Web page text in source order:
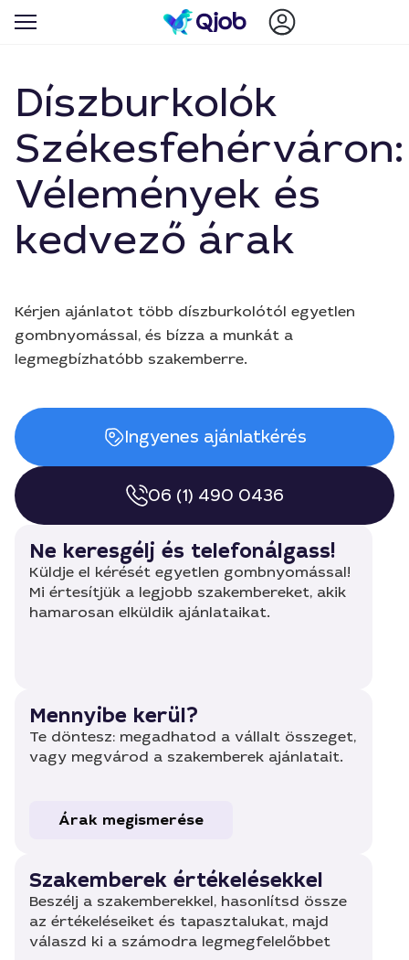
Díszburkolók
Székesfehérváron:
Vélemények és
kedvező árak
Kérjen ajánlatot több díszburkolótól egyetlen
gombnyomással, és bízza a munkát a
legmegbízhatóbb szakemberre.
Ingyenes ajánlatkérés
06 (1) 490 0436
Ne keresgélj és telefonálgass!
Küldje el kérését egyetlen gombnyomással!
Mi értesítjük a legjobb szakembereket, akik
hamarosan elküldik ajánlataikat.
Mennyibe kerül?
Te döntesz: megadhatod a vállalt összeget,
vagy megvárod a szakemberek ajánlatait.
Árak megismerése
Szakemberek értékelésekkel
Beszélj a szakemberekkel, hasonlítsd össze
az értékeléseiket és tapasztalukat, majd
válaszd ki a számodra legmegfelelőbbet